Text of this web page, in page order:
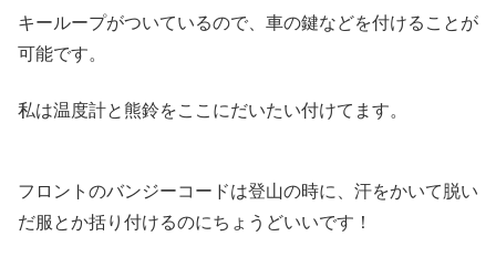
キーループがついているので、車の鍵などを付けることが
可能です。
私は温度計と熊鈴をここにだいたい付けてます。
フロントのバンジーコードは登山の時に、汗をかいて脱い
だ服とか括り付けるのにちょうどいいです！